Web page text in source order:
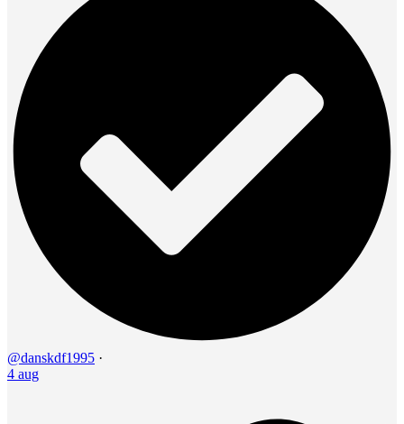
@danskdf1995 ·
4 aug